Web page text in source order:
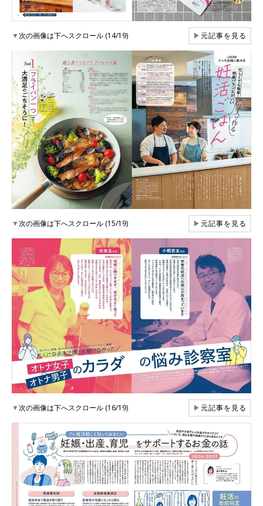
▼次の画像は下へスクロール (14/19) ▶元記事を見る
▼次の画像は下へスクロール (15/19) ▶元記事を見る
▼次の画像は下へスクロール (16/19) ▶元記事を見る